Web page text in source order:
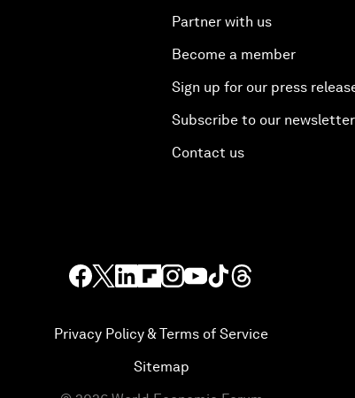
Partner with us
Become a member
Sign up for our press
Subscribe to our
Contact us
Privacy Policy & Terms of Service
Sitemap